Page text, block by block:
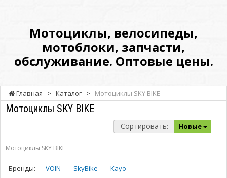
ОптовыеМотоциклы, велосипеды,
мотоблоки, запчасти,
обслуживание. Оптовые цены.
Главная > Каталог > Мотоциклы SKY BIKE
Мотоциклы SKY BIKE
Сортировать: Новые
Мотоциклы SKY BIKE
Бренды: VOIN SkyBike Kayo